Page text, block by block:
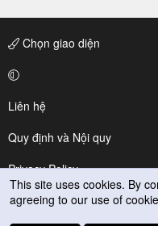
Chọn giao diện
Liên hệ
Quy định và Nội quy
Privacy Policy
Trợ giúp
This site uses cookies. By
agreeing to our use of